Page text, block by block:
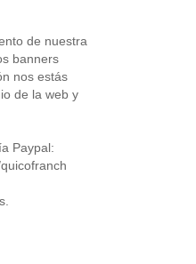
de nuestra
banners
nos estás
de la web y
Paypal: